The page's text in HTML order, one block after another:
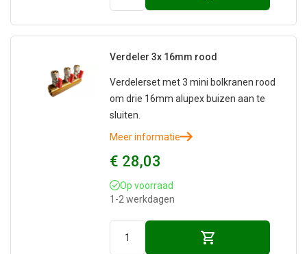
Verdeler 3x 16mm rood
Verdelerset met 3 mini bolkranen rood
om drie 16mm alupex buizen aan te
sluiten.
Meer informatie
€ 28,03
Op voorraad
1-2 werkdagen